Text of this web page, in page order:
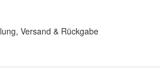
Versand & Rückgabe